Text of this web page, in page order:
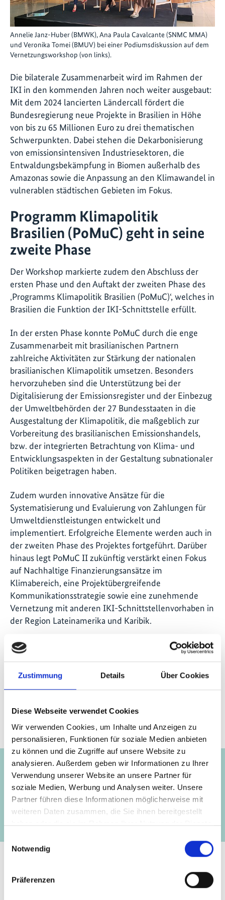
Zustimmung Details Über Cookies
Diese Webseite verwendet Cookies
Wir verwenden Cookies, um Inhalte und Anzeigen zu
personalisieren, Funktionen für soziale Medien anbieten
zu können und die Zugriffe auf unsere Website zu
analysieren. Außerdem geben wir Informationen zu Ihrer
Verwendung unserer Website an unsere Partner für
soziale Medien, Werbung und Analysen weiter. Unsere
Partner führen diese Informationen möglicherweise mit
weiteren Daten zusammen, die Sie ihnen bereitgestellt
haben oder die sie im Rahmen Ihrer Nutzung der Dienste
Notwendig
Präferenzen
Annelie Janz-Huber (BMWK), Ana Paula Cavalcante (SNMC MMA)
und Veronika Tomei (BMUV) bei einer Podiumsdiskussion auf dem
Vernetzungsworkshop (von links).
Die bilaterale Zusammenarbeit wird im Rahmen der
IKI in den kommenden Jahren noch weiter ausgebaut:
Mit dem 2024 lancierten Ländercall fördert die
Bundesregierung neue Projekte in Brasilien in Höhe
von bis zu 65 Millionen Euro zu drei thematischen
Schwerpunkten. Dabei stehen die Dekarbonisierung
von emissionsintensiven Industriesektoren, die
Entwaldungsbekämpfung in Biomen außerhalb des
Amazonas sowie die Anpassung an den Klimawandel in
vulnerablen städtischen Gebieten im Fokus.
Programm Klimapolitik
Brasilien (PoMuC) geht in seine
zweite Phase
Der Workshop markierte zudem den Abschluss der
ersten Phase und den Auftakt der zweiten Phase des
‚Programms Klimapolitik Brasilien (PoMuC)‘, welches in
Brasilien die Funktion der IKI-Schnittstelle erfüllt.
In der ersten Phase konnte PoMuC durch die enge
Zusammenarbeit mit brasilianischen Partnern
zahlreiche Aktivitäten zur Stärkung der nationalen
brasilianischen Klimapolitik umsetzen. Besonders
hervorzuheben sind die Unterstützung bei der
Digitalisierung der Emissionsregister und der Einbezug
der Umweltbehörden der 27 Bundesstaaten in die
Ausgestaltung der Klimapolitik, die maßgeblich zur
Vorbereitung des brasilianischen Emissionshandels,
bzw. der integrierten Betrachtung von Klima- und
Entwicklungsaspekten in der Gestaltung subnationaler
Politiken beigetragen haben.
Zudem wurden innovative Ansätze für die
Systematisierung und Evaluierung von Zahlungen für
Umweltdienstleistungen entwickelt und
implementiert. Erfolgreiche Elemente werden auch in
der zweiten Phase des Projektes fortgeführt. Darüber
hinaus legt PoMuC II zukünftig verstärkt einen Fokus
auf Nachhaltige Finanzierungsansätze im
Klimabereich, eine Projektübergreifende
Kommunikationsstrategie sowie eine zunehmende
Vernetzung mit anderen IKI-Schnittstellenvorhaben in
der Region Lateinamerika und Karibik.
Seite teilen
https://www.international-climate-
initiative.com/NEWS2813
Projekt
Programm Klimapolitik Brasilien II (PoMuC II)
Kontakt